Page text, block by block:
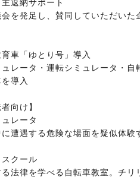
主返納サポート
を発足し、賛同していただい
育車「ゆとり号」導入
レータ・運転シミュレータ・
導入
向け】
レータ
に遭遇する危険な場面を疑似体験
スクール
る法律を学べる自転車教室。チ